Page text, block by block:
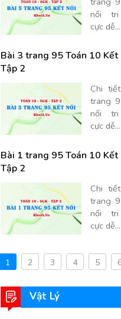
nối
cực dễ...
Bài 3 trang 95 Toán 10
Tập 2
Chi
trang
nối
cực dễ...
Bài 1 trang 95 Toán 10
Tập 2
Chi
trang
nối
cực dễ...
1 2 3 4 5
Vật Lý